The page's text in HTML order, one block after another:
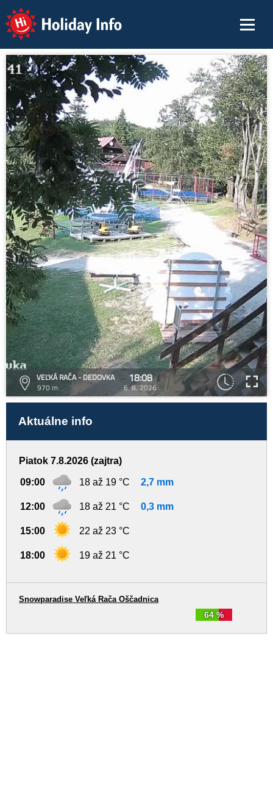
Holiday Info
VEĽKÁ RAČA - DEDOVKA
970 m
18:08
6. 8. 2026
Aktuálne info
Piatok 7.8.2026 (zajtra)
09:00 18 až 19 °C 2,7 mm
12:00 18 až 21 °C 0,3 mm
15:00 22 až 23 °C
18:00 19 až 21 °C
64 %
Snowparadise Veľká Rača Oščadnica